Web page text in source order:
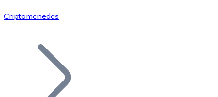
Únete a nuestra red de distribuidores.
Añade tu proyecto a nuestro ecosistema.
Criptomonedas